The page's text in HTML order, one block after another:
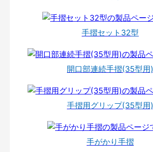
手摺セット32型
開口部連続手摺(35型用)
手摺用グリップ(35型用)
手がかり手摺